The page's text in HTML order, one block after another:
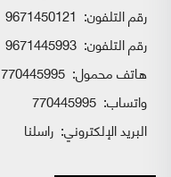
رقم التلفون: 9671450121
رقم التلفون: 9671445993
هاتف محمول: 770445995
واتساب:
البريد الإلكتروني: راسلنا